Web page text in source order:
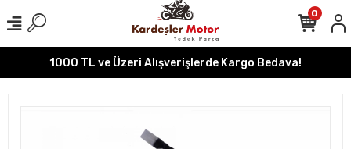
1000 TL ve Üzeri Alışverişlerde Kargo Bedava!
0